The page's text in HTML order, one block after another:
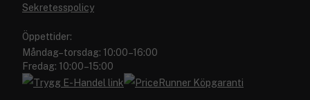
Sekretesspolicy
Öppettider:
Måndag–torsdag: 10:00–16:00
Fredag: 10:00–15:00